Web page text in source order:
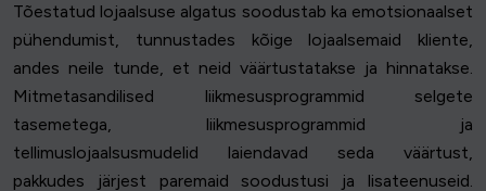
Tõestatud lojaalsuse algatus soodustab ka emotsionaalset
pühendumist, tunnustades kõige lojaalsemaid kliente,
andes neile tunde, et neid väärtustatakse ja hinnatakse.
Mitmetasandilised liikmesusprogrammid selgete
tasemetega, liikmesusprogrammid ja
tellimuslojaalsusmudelid laiendavad seda väärtust,
pakkudes järjest paremaid soodustusi ja lisateenuseid.